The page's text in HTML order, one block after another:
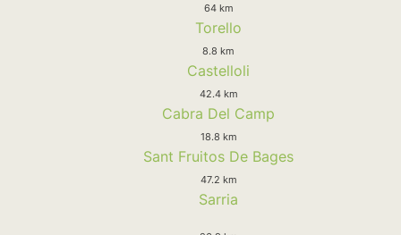
64 km
Torello
8.8 km
Castelloli
42.4 km
Cabra Del Camp
18.8 km
Sant Fruitos De Bages
47.2 km
Sarria